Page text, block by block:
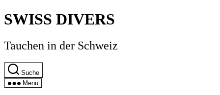
Direkt
zum
wechseln
SWISS DIVERS
Tauchen in der Schweiz
Suche
Menü